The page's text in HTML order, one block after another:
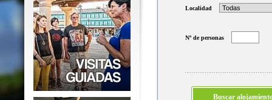
Localidad
Nº de personas